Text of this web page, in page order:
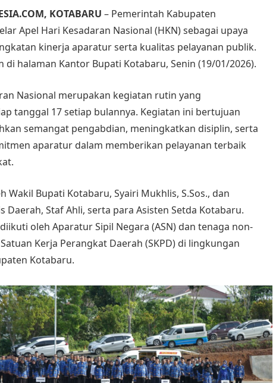
KOTABARU – Pemerintah Kabupaten
Apel Hari Kesadaran Nasional (HKN) sebagai upaya
kinerja aparatur serta kualitas pelayanan publik.
di halaman Kantor Bupati Kotabaru, Senin (19/01/2026).
Nasional merupakan kegiatan rutin yang
tanggal 17 setiap bulannya. Kegiatan ini bertujuan
semangat pengabdian, meningkatkan disiplin, serta
aparatur dalam memberikan pelayanan terbaik
Wakil Bupati Kotabaru, Syairi Mukhlis, S.Sos., dan
Daerah, Staf Ahli, serta para Asisten Setda Kotabaru.
oleh Aparatur Sipil Negara (ASN) dan tenaga non-
Kerja Perangkat Daerah (SKPD) di lingkungan
Kotabaru.